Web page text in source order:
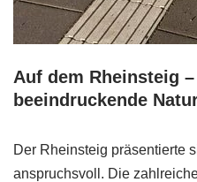
Auf dem Rheinsteig
beeindruckende
Der Rheinsteig präsentierte
anspruchsvoll. Die